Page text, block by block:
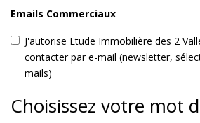
Emails Commerciaux
J'autorise Etude Immobilière des 2
contacter par e-mail (newsletter,
mails)
Choisissez votre mot